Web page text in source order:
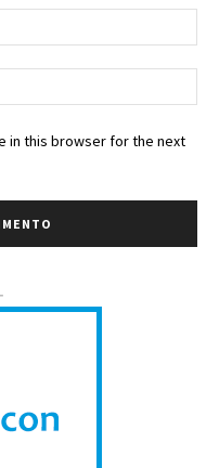
in this browser for the next